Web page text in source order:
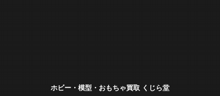
ホビー・模型・おもちゃ買取 くじら堂